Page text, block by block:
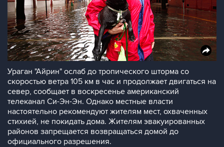
Ураган "Айрин" ослаб до тропического шторма со
скоростью ветра 105 км в час и продолжает двигаться на
север, сообщает в воскресенье американский
телеканал Си-Эн-Эн. Однако местные власти
настоятельно рекомендуют жителям мест, охваченных
стихией, не покидать дома. Жителям эвакуированных
районов запрещается возвращаться домой до
официального разрешения.